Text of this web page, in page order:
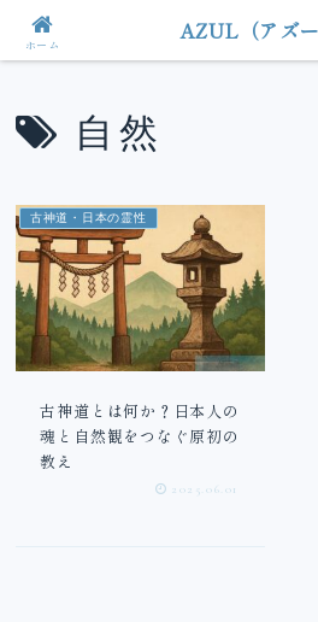
自然
古神道・日本の霊性
古神道とは何か？日本人の
魂と自然観をつなぐ原初の
教え
2025.06.01
ホーム
AZUL（アズー